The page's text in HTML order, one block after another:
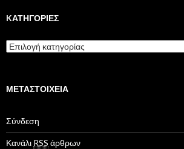
ίKΑΤΗΓΟΡΊΕΣ
K
α
γ
ί
ε
ς
ΜΕΤΑΣΤΟΙΧΕΊΑ
Σύνδεση
Κανάλι RSS άρθρων